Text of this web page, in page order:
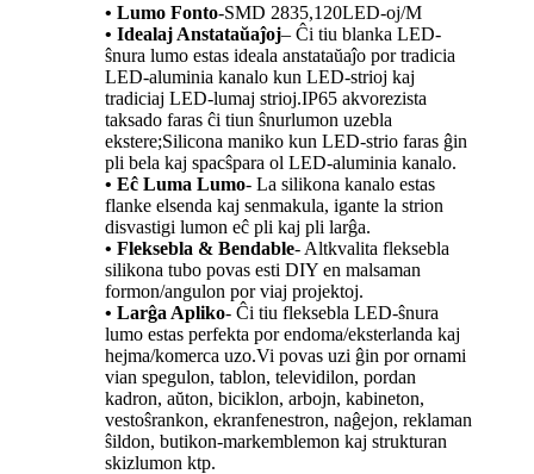
• Lumo Fonto-SMD 2835,120LED-oj/M
• Idealaj Anstataŭaĵoj– Ĉi tiu blanka LED-
ŝnura lumo estas ideala anstataŭaĵo por tradicia
LED-aluminia kanalo kun LED-strioj kaj
tradiciaj LED-lumaj strioj.IP65 akvorezista
taksado faras ĉi tiun ŝnurlumon uzebla
ekstere;Silicona maniko kun LED-strio faras ĝin
pli bela kaj spacŝpara ol LED-aluminia kanalo.
• Eĉ Luma Lumo- La silikona kanalo estas
flanke elsenda kaj senmakula, igante la strion
disvastigi lumon eĉ pli kaj pli larĝa.
• Fleksebla & Bendable- Altkvalita fleksebla
silikona tubo povas esti DIY en malsaman
formon/angulon por viaj projektoj.
• Larĝa Apliko- Ĉi tiu fleksebla LED-ŝnura
lumo estas perfekta por endoma/eksterlanda kaj
hejma/komerca uzo.Vi povas uzi ĝin por ornami
vian spegulon, tablon, televidilon, pordan
kadron, aŭton, biciklon, arbojn, kabineton,
vestoŝrankon, ekranfenestron, naĝejon, reklaman
ŝildon, butikon-markemblemon kaj strukturan
skizlumon ktp.